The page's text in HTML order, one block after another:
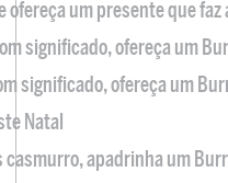
ofereça um presente que
significado, ofereça um
significado, ofereça um
Natal
casmurro, apadrinha um